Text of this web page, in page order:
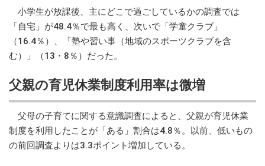
小学生が放課後、主にどこで過ごしているかの調査では
「自宅」が48.4％で最も高く、次いで「学童クラブ」
（16.4％）、「塾や習い事（地域のスポーツクラブを含
む）」（13・8％）だった。
父親の育児休業制度利用率は微増
父母の子育てに関する意識調査によると、父親が育児休業
制度を利用したことが「ある」割合は4.8％。以前、低いもの
の前回調査よりは3.3ポイント増加している。